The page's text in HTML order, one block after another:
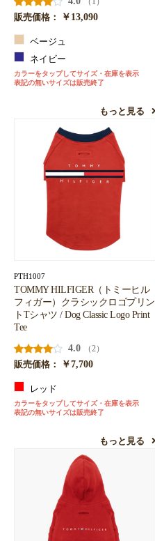
販売価格：
￥13,090
ベージュ
ネイビー
カラーをタップしてサイズ・在庫を表示
表記の無いサイズは販売終了
もっと見る
PTH1007
TOMMY HILFIGER（トミーヒル
フィガー）クラシックロゴプリン
トTシャツ / Dog Classic Logo Print
Tee
4.0
（2）
販売価格：
￥7,700
レッド
カラーをタップしてサイズ・在庫を表示
表記の無いサイズは販売終了
もっと見る